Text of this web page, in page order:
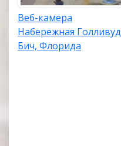
Веб-камера
Набережная Голливуд
Бич, Флорида